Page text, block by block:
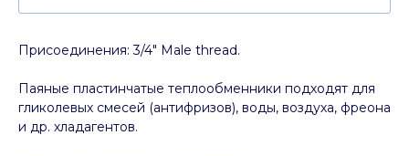
Присоединения: 3/4" Male thread.
Паяные пластинчатые теплообменники подходят для
гликолевых смесей (антифризов), воды, воздуха, фреона
и др. хладагентов.